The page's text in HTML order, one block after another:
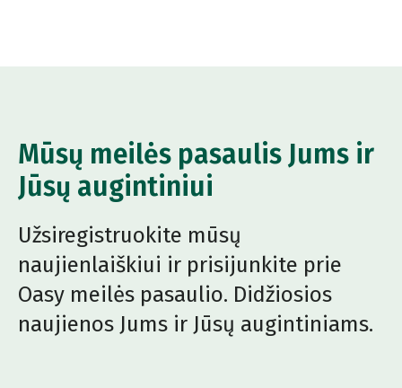
Mūsų meilės pasaulis Jums ir
Jūsų augintiniui
Užsiregistruokite mūsų
naujienlaiškiui ir prisijunkite prie
Oasy meilės pasaulio. Didžiosios
naujienos Jums ir Jūsų augintiniams.